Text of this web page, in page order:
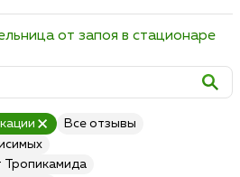
от запоя в стационаре
Все отзывы
Тропикамида